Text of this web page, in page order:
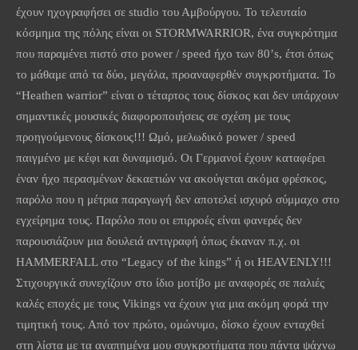
έχουν ηχογραφήσει σε studio του Αμβούργου. Το τελευταίο
κόσμημα της πόλης είναι οι STORMWARRIOR, ένα συγκρότημα
που παραμένει πιστό στο power / speed ήχο των 80’s, έτσι όπως
το μάθαμε από τα δύο, μεγάλα, προαναφερθέν συγκροτήματα. Το
“Heathen warrior” είναι ο τέταρτος τους δίσκος και δεν υπάρχουν
σημαντικές μουσικές διαφοροποιήσεις σε σχέση με τους
προηγούμενους δίσκους!!! Ωμό, μελωδικό power / speed
παιγμένο με κέφι και δυναμισμό. Οι Γερμανοί έχουν καταφέρει
έναν ήχο περασμένων δεκαετιών να ακούγεται ακόμα φρέσκος,
παρόλο που η μέτρια παραγωγή δεν αποτελεί ισχυρό σύμμαχο στο
εγχείρημα τους. Παρόλο που οι επιρροές είναι φανερές δεν
παρουσιάζουν μια δουλειά αντιγραφή όπως έκαναν π.χ. οι
HAMMERFALL στο “Legacy of the kings” ή οι HEAVENLY!!!
Στιχουργικά συνεχίζουν στο ίδιο μοτίβο με αναφορές σε παλιές
καλές εποχές με τους Vikings να έχουν για μια ακόμη φορά την
τιμητική τους. Από τον πρώτο, ομώνυμο, δίσκο έχουν ενταχθεί
στη λίστα με τα αγαπημένα μου συγκροτήματα που πάντα ψάχνω